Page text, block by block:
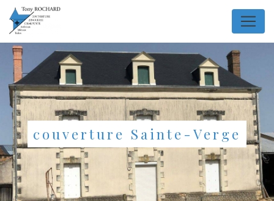
Panneau de gestion des cookies
couverture Sainte-Verge